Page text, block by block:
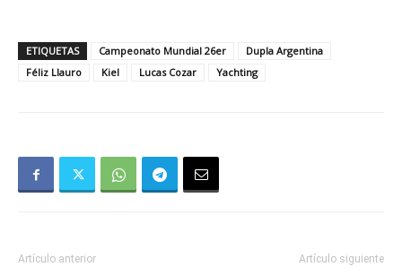
ETIQUETAS Campeonato Mundial 26er
Dupla Argentina
Féliz Llauro
Kiel Lucas Cozar Yachting
Artículo anterior Artículo siguiente